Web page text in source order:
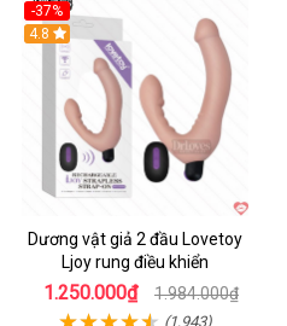
-37%
Hot
4.8
Dương vật giả 2 đầu Lovetoy
Ljoy rung điều khiển
1.250.000₫ 1.984.000₫
(1,943)